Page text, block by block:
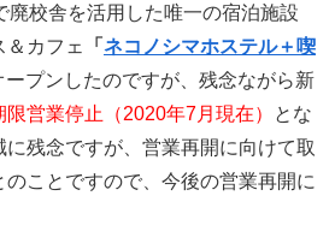
廃校舎を活用した唯一の宿泊施設
＆カフェ
「 ネコノシマホステル＋喫
ープンしたのですが、残念ながら新
限営業停止（2020年7月現在）
とな
に残念ですが、営業再開に向けて取
のことですので、今後の営業再開に